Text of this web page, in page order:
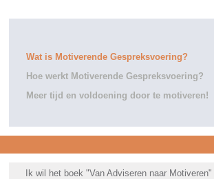
Wat is Motiverende Gespreksvoering?
Hoe werkt Motiverende Gespreksvoering?
Meer tijd en voldoening door te motiveren!
Ik wil het boek "Van Adviseren naar Motiveren"